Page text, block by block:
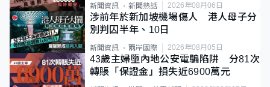
新聞資訊 新聞熱話 2026年08月06日
涉前年於新加坡機場傷人 港人母子分
別判囚半年、10日
新聞資訊 兩岸國際 2026年08月05日
43歲主婦墮內地公安電騙陷阱 分81次
轉賬「保證金」損失近6900萬元